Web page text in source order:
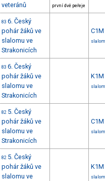
veteránů
první dvě peřeje
83 6. Český
pohár žáků ve
slalomu ve
Strakonicích
C1M
slalom
83 6. Český
pohár žáků ve
slalomu ve
Strakonicích
K1M
slalom
82 5. Český
pohár žáků ve
slalomu ve
Strakonicích
C1M
slalom
82 5. Český
pohár žáků ve
slalomu ve
K1M
slalom